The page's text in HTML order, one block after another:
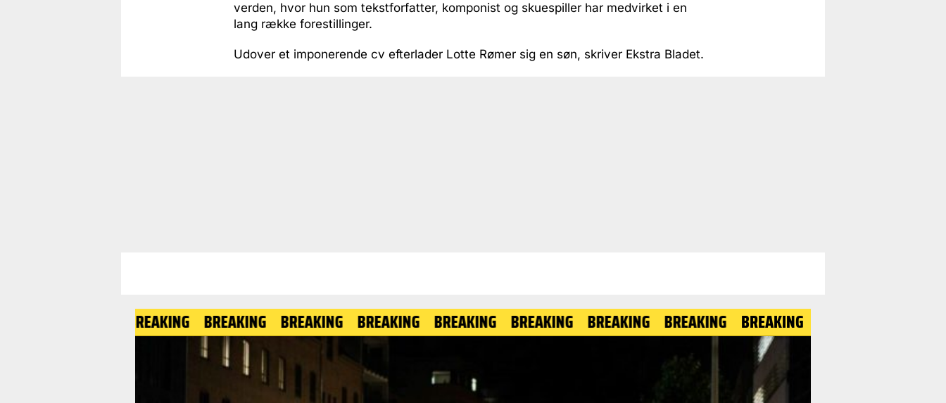
verden, hvor hun som tekstforfatter, komponist og skuespiller har medvirket i en
lang række forestillinger.
Udover et imponerende cv efterlader Lotte Rømer sig en søn, skriver Ekstra Bladet.
BREAKING BREAKING BREAKING BREAKING BREAKING BREAKING BREAKING BREAKING BREAKING BREAKING